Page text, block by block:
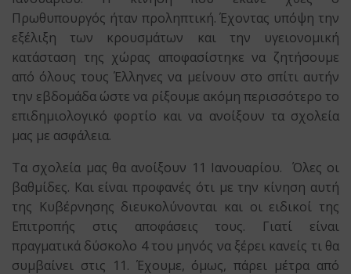
Πρωθυπουργός ήταν προληπτική. Έχοντας υπόψη την
εξέλιξη των κρουσμάτων και την υγειονομική
κατάσταση της χώρας αποφασίστηκε να ζητήσουμε
από όλους τους Έλληνες να μείνουν στο σπίτι αυτήν
την εβδομάδα ώστε να ρίξουμε ακόμη περισσότερο το
επιδημιολογικό φορτίο και να ανοίξουν τα σχολεία
μας με ασφάλεια.
Τα σχολεία μας θα ανοίξουν 11 Ιανουαρίου. Όλες οι
βαθμίδες. Και είναι προφανές ότι με την κίνηση αυτή
της Κυβέρνησης διευκολύνονται και οι ειδικοί της
Επιτροπής στις αποφάσεις τους. Γιατί είναι
πραγματικά δύσκολο 4 του μηνός να ξέρει κανείς τι θα
συμβαίνει στις 11. Έχουμε, όμως, πάρει μέτρα από